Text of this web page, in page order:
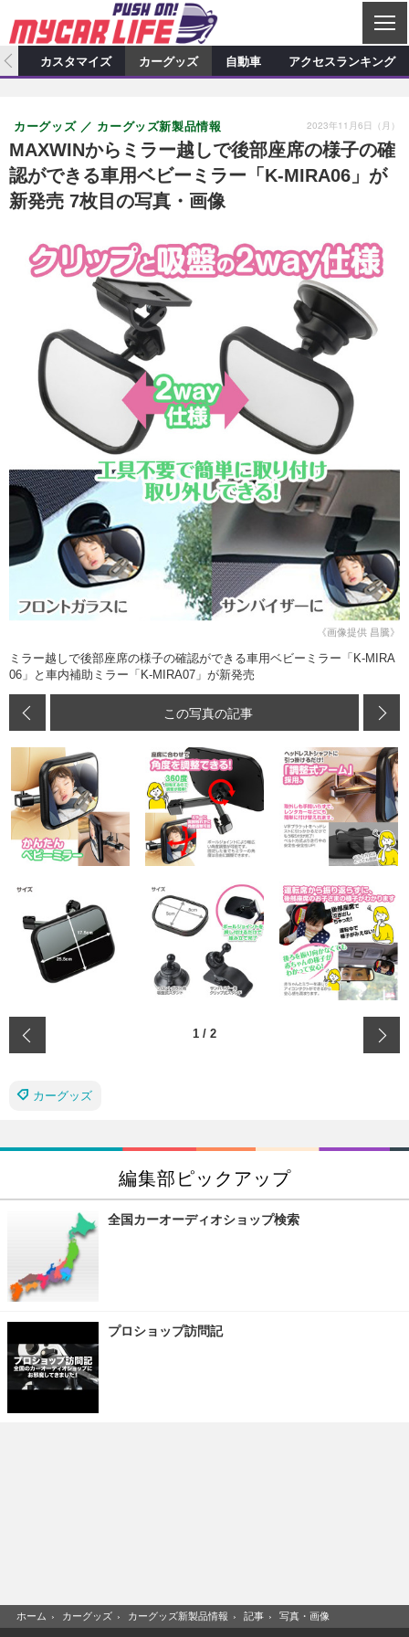
C
L
S
カーオーディオ
プロショップ検索 ショップ訪問記
カーオーディオニュース デモカー製作記
その他
カスタマイズ特集記事 カスタマイズ新製品情報
カスタマイズニュース
カーグッズ
カーグッズ特集記事 カーグッズ新製品情報
カーグッズニュース
自動車
スクープ
カスタマイズ カーグッズ 自動車 アクセスランキング
MAXWINからミラー越しで後部座席の様子の確
認ができる車用ベビーミラー「K-MIRA06」が
新発売 7枚目の写真・画像
カーグッズ カーグッズ新製品情報 2023年11月6日（月）
《画像提供 昌騰》
ミラー越しで後部座席の様子の確認ができる車用ベビーミラー「K-MIRA
06」と車内補助ミラー「K-MIRA07」が新発売
この写真の記事
1 / 2
カーグッズ
編集部ピックアップ
全国カーオーディオショップ検索
プロショップ訪問記
ホーム › カーグッズ › カーグッズ新製品情報 › 記事 › 写真・画像